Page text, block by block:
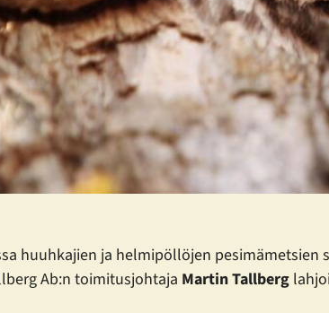
huuhkajien ja helmipöllöjen
Ab:n toimitusjohtaja Martin Tallberg